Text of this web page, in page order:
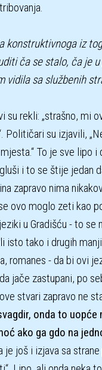
konstruktivnoga iz
ča se stalo, ča je
vidila sa službenih
su rekli: „strašno, mi
Političari su izjavili,
To je sve lipo i
i to se štije jedan
zapravo nima
ovo moglo zeti kao
u Gradišću - to se
isto tako i drugih
romanes - da bi ovi
jače zastupani, po
onda to uopće
ako ga gdo na
je još i izjava sa